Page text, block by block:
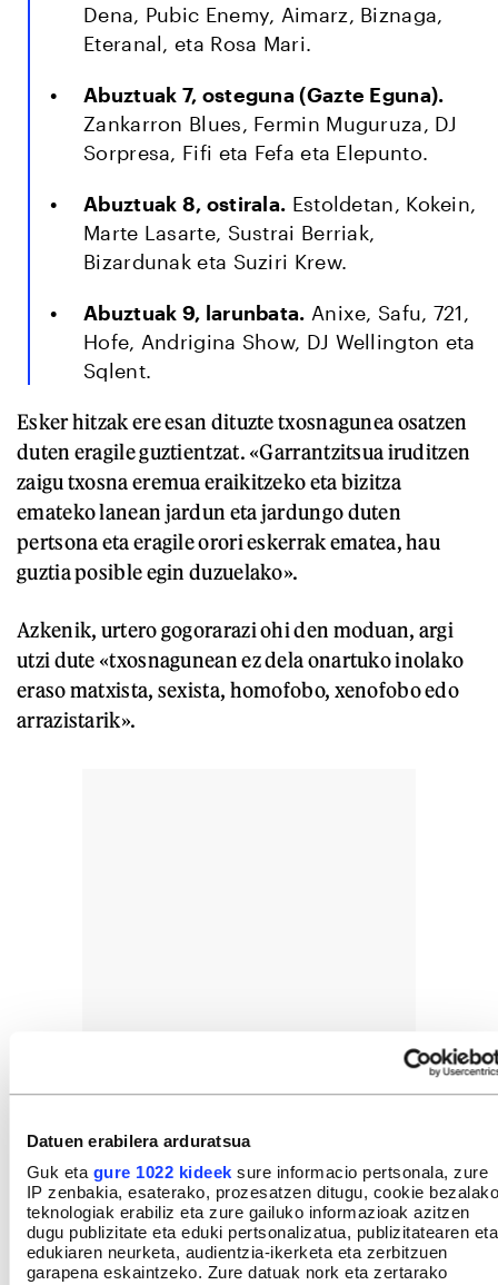
Datuen erabilera arduratsua
Guk eta gure 1022 kideek sure informacio pertsonala, zure
IP zenbakia, esaterako, prozesatzen ditugu, cookie bezalako
teknologiak erabiliz eta zure gailuko informazioak azitzen
dugu publizitate eta eduki pertsonalizatua, publizitatearen eta
edukiaren neurketa, audientzia-ikerketa eta zerbitzuen
garapena eskaintzeko. Zure datuak nork eta zertarako
Dena, Pubic Enemy, Aimarz, Biznaga,
Eteranal, eta Rosa Mari.
Abuztuak 7, osteguna (Gazte Eguna).
Zankarron Blues, Fermin Muguruza, DJ
Sorpresa, Fifi eta Fefa eta Elepunto.
Abuztuak 8, ostirala. Estoldetan, Kokein,
Marte Lasarte, Sustrai Berriak,
Bizardunak eta Suziri Krew.
Abuztuak 9, larunbata. Anixe, Safu, 721,
Hofe, Andrigina Show, DJ Wellington eta
Sqlent.
Esker hitzak ere esan dituzte txosnagunea osatzen
duten eragile guztientzat. «Garrantzitsua iruditzen
zaigu txosna eremua eraikitzeko eta bizitza
emateko lanean jardun eta jardungo duten
pertsona eta eragile orori eskerrak ematea, hau
guztia posible egin duzuelako».
Azkenik, urtero gogorarazi ohi den moduan, argi
utzi dute «txosnagunean ez dela onartuko inolako
eraso matxista, sexista, homofobo, xenofobo edo
arrazistarik».